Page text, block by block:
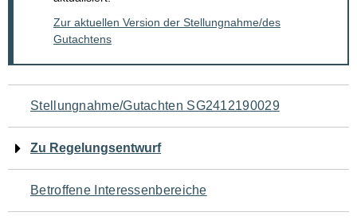
Zur aktuellen Version der Stellungnahme/des
Gutachtens
Navigation
für
den
Seiteninhalt
Stellungnahme/Gutachten SG2412190029
Zu Regelungsentwurf
Betroffene Interessenbereiche